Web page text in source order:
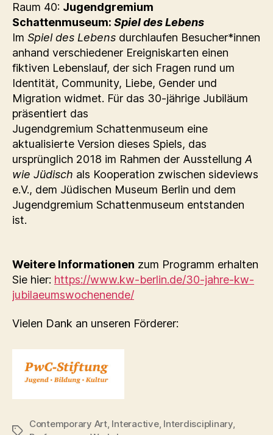
Raum 40: Jugendgremium
Schattenmuseum: Spiel des Lebens
Im Spiel des Lebens durchlaufen Besucher*innen
anhand verschiedener Ereigniskarten einen
fiktiven Lebenslauf, der sich Fragen rund um
Identität, Community, Liebe, Gender und
Migration widmet. Für das 30-jährige Jubiläum
präsentiert das
Jugendgremium Schattenmuseum eine
aktualisierte Version dieses Spiels, das
ursprünglich 2018 im Rahmen der AusstellungA
wie Jüdisch als Kooperation zwischen sideviews
e.V., dem Jüdischen Museum Berlin und dem
Jugendgremium Schattenmuseum entstanden
ist.
Weitere Informationen zum Programm erhalten
Sie hier: https://www.kw-berlin.de/30-jahre-kw-
jubilaeumswochenende/
Vielen Dank an unseren Förderer:
Schlagwörter
Contemporary Art, Interactive, Interdisciplinary,